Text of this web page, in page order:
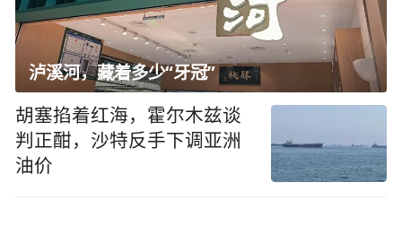
泸溪河，藏着多少“牙冠”
胡塞掐着红海，霍尔木兹谈
判正酣，沙特反手下调亚洲
油价